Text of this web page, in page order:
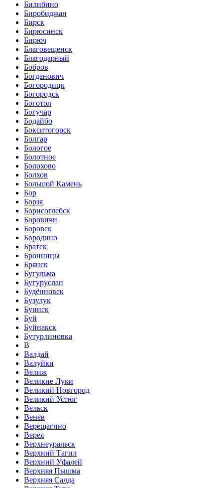
Билибино
Биробиджан
Бирск
Бирюсинск
Бирюч
Благовещенск
Благодарный
Бобров
Богданович
Богородицк
Богородск
Боготол
Богучар
Бодайбо
Бокситогорск
Болгар
Бологое
Болотное
Болохово
Болхов
Большой Камень
Бор
Борзя
Борисоглебск
Боровичи
Боровск
Бородино
Братск
Бронницы
Брянск
Бугульма
Бугуруслан
Будённовск
Бузулук
Буинск
Буй
Буйнакск
Бутурлиновка
В
Валдай
Валуйки
Велиж
Великие Луки
Великий Новгород
Великий Устюг
Вельск
Венёв
Верещагино
Верея
Верхнеуральск
Верхний Тагил
Верхний Уфалей
Верхняя Пышма
Верхняя Салда